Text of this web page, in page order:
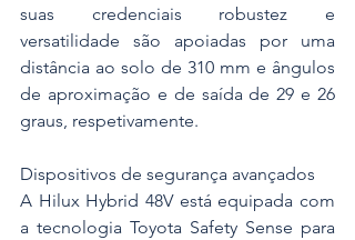
suas credenciais robustez e
versatilidade são apoiadas por uma
distância ao solo de 310 mm e ângulos
de aproximação e de saída de 29 e 26
graus, respetivamente.
Dispositivos de segurança avançados
A Hilux Hybrid 48V está equipada com
a tecnologia Toyota Safety Sense para